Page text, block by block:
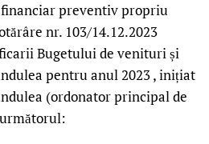
preventiv propriu
nr. 103/14.12.2023
Bugetului de venituri și
pentru anul 2023 , inițiat
(ordonator principal de